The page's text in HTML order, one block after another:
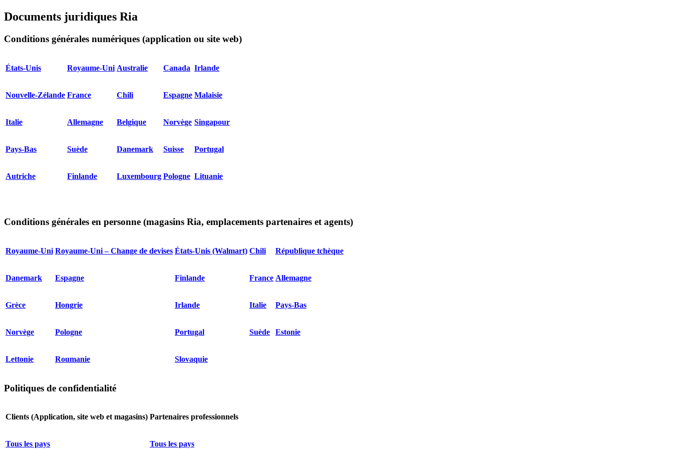
Documents juridiques Ria
Conditions générales numériques (application ou site web)
États-Unis Royaume-Uni Australie Canada Irlande
Nouvelle-Zélande France Chili Espagne Malaisie
Italie Allemagne Belgique Norvège Singapour
Pays-Bas Suède Danemark Suisse Portugal
Autriche Finlande Luxembourg Pologne Lituanie
Conditions générales en personne (magasins Ria, emplacements partenaires et agents)
Royaume-Uni Royaume-Uni – Change de devises États-Unis (Walmart) Chili République tchèque
Danemark Espagne Finlande France Allemagne
Grèce Hongrie Irlande Italie Pays-Bas
Norvège Pologne Portugal Suède Estonie
Lettonie Roumanie Slovaquie
Politiques de confidentialité
Clients (Application, site web et magasins) Partenaires professionnels
Tous les pays Tous les pays